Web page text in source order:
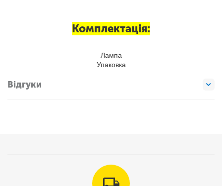
Комплектація:
Лампа
Упаковка
Відгуки